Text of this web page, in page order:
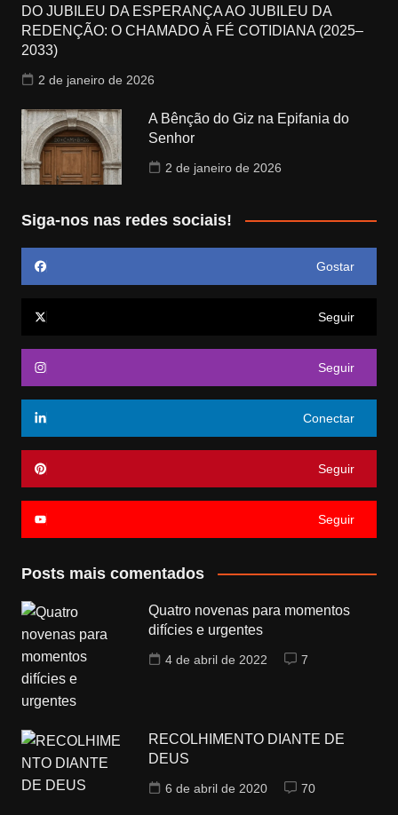
DO JUBILEU DA ESPERANÇA AO JUBILEU DA
REDENÇÃO: O CHAMADO À FÉ COTIDIANA (2025–
2033)
2 de janeiro de 2026
A Bênção do Giz na Epifania do
Senhor
2 de janeiro de 2026
Siga-nos nas redes sociais!
Gostar
Seguir
Seguir
Conectar
Seguir
Seguir
Posts mais comentados
Quatro novenas para momentos
difícies e urgentes
4 de abril de 2022 7
RECOLHIMENTO DIANTE DE
DEUS
6 de abril de 2020 70